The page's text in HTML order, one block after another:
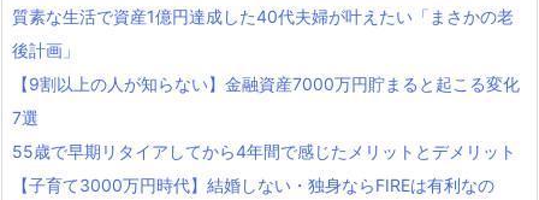
質素な生活で資産1億円達成した40代夫婦が叶えたい「まさかの老
後計画」
【9割以上の人が知らない】金融資産7000万円貯まると起こる変化
7選
55歳で早期リタイアしてから4年間で感じたメリットとデメリット
【子育て3000万円時代】結婚しない・独身ならFIREは有利なの